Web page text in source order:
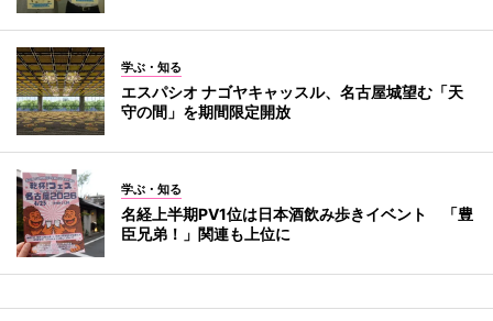
学ぶ・知る
エスパシオ ナゴヤキャッスル、名古屋城望む「天
守の間」を期間限定開放
学ぶ・知る
名経上半期PV1位は日本酒飲み歩きイベント 「豊
臣兄弟！」関連も上位に